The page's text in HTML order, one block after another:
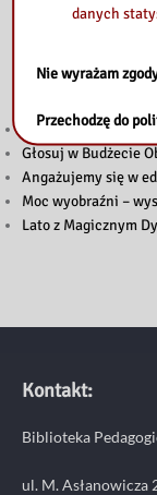
Przeczytaj
Kody do Legimi i
Głosuj w Budżecie
Angażujemy się w
Moc wyobraźni –
Lato z Magicznym
Kontakt:
Biblioteka
ul. M. Asłanowicza
danych
Nie wyrażam
Przechodzę do